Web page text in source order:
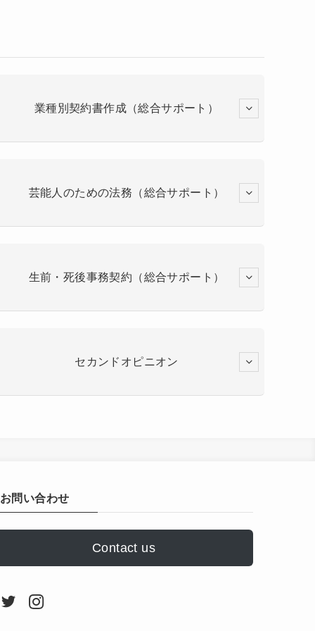
業種別契約書作成（総合サポート）
芸能人のための法務（総合サポート）
生前・死後事務契約（総合サポート）
セカンドオピニオン
お問い合わせ
Contact us